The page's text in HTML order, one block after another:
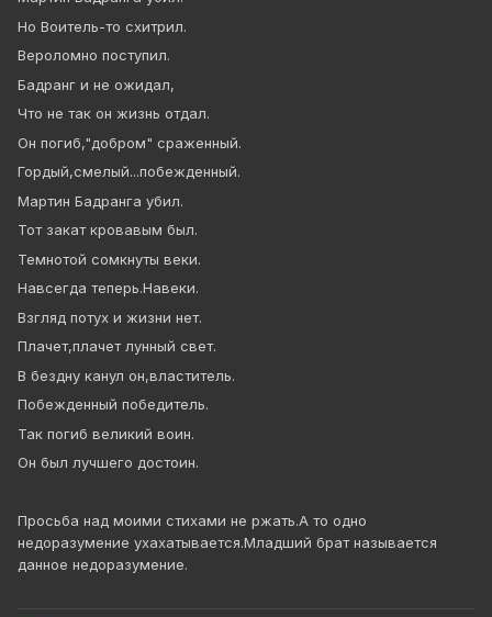
Но Воитель-то схитрил.
Вероломно поступил.
Бадранг и не ожидал,
Что не так он жизнь отдал.
Он погиб,"добром" сраженный.
Гордый,смелый...побежденный.
Мартин Бадранга убил.
Тот закат кровавым был.
Темнотой сомкнуты веки.
Навсегда теперь.Навеки.
Взгляд потух и жизни нет.
Плачет,плачет лунный свет.
В бездну канул он,властитель.
Побежденный победитель.
Так погиб великий воин.
Он был лучшего достоин.
Просьба над моими стихами не ржать.А то одно
недоразумение ухахатывается.Младший брат называется
данное недоразумение.